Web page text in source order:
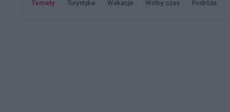
Tematy turystyka wakacje wolny czas podróże